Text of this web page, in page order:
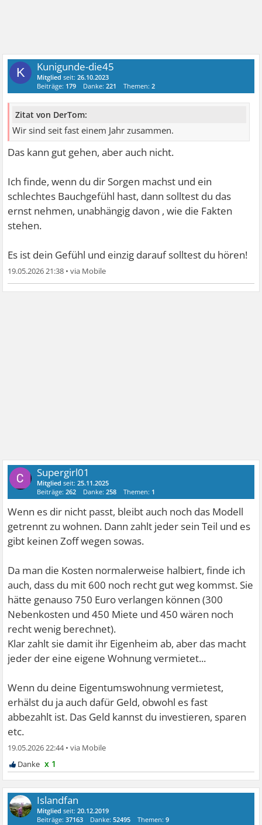
K Kunigunde-die45
Mitglied seit:26.10.2023
Beiträge: 179 Danke:221 Themen:2
Zitat von DerTom:
Wir sind seit fast einem Jahr zusammen.
Das kann gut gehen, aber auch nicht.
Ich finde, wenn du dir Sorgen machst und ein
schlechtes Bauchgefühl hast, dann solltest du das
ernst nehmen, unabhängig davon , wie die Fakten
stehen.
Es ist dein Gefühl und einzig darauf solltest du hören!
19.05.2026 21:38 •
Supergirl01
Mitglied seit:25.11.2025
Beiträge:262 Danke:258 Themen: 1
Wenn es dir nicht passt, bleibt auch noch das Modell
getrennt zu wohnen. Dann zahlt jeder sein Teil und es
gibt keinen Zoff wegen sowas.
Da man die Kosten normalerweise halbiert, finde ich
auch, dass du mit 600 noch recht gut weg kommst. Sie
hätte genauso 750 Euro verlangen können (300
Nebenkosten und 450 Miete und 450 wären noch
recht wenig berechnet).
Klar zahlt sie damit ihr Eigenheim ab, aber das macht
jeder der eine eigene Wohnung vermietet...
Wenn du deine Eigentumswohnung vermietest,
erhälst du ja auch dafür Geld, obwohl es fast
abbezahlt ist. Das Geld kannst du investieren, sparen
etc.
19.05.2026 22:44•
x 1
Islandfan
Mitglied seit:20.12.2019
Beiträge:37163 Danke:52495 Themen:9